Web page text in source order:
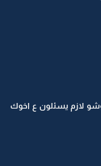
لازم يسئلون ع اخوك